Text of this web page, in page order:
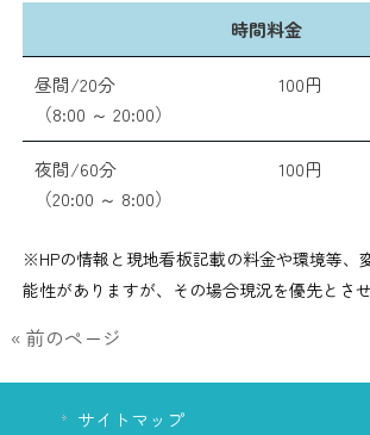
時間料金
昼間/20分
（8:00 ～ 20:00）
100円
夜間/60分
（20:00 ～ 8:00）
100円
※HPの情報と現地看板記載の料金や環境等、
能性がありますが、その場合現況を優先とさ
« 前のページ
サイトマップ